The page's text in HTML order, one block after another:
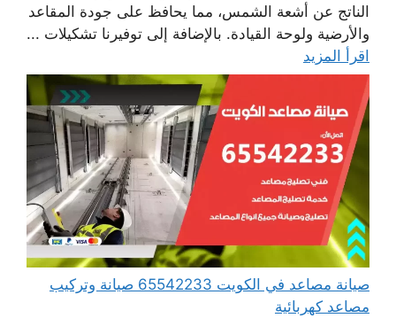
الناتج عن أشعة الشمس، مما يحافظ على جودة المقاعد
والأرضية ولوحة القيادة. بالإضافة إلى توفيرنا تشكيلات ...
اقرأ المزيد
صيانة مصاعد في الكويت 65542233 صيانة وتركيب
مصاعد كهربائية